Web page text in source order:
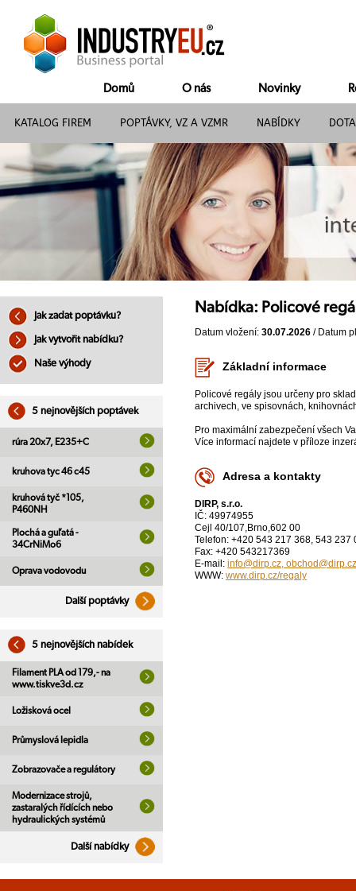
Domů O nás Novinky
KATALOG FIREM POPTÁVKY, VZ A VZMR NABÍDKY
Jak zadat poptávku?
Jak vytvořit nabídku?
Naše výhody
5 nejnovějších poptávek
rúra 20x7, E235+C
kruhova tyc 46 c45
kruhová tyč *105,
P460NH
Plochá a guľatá -
34CrNiMo6
Oprava vodovodu
Další poptávky
5 nejnovějších nabídek
Filament PLA od 179,- na
www.tiskve3d.cz
Ložisková ocel
Průmyslová lepidla
Zobrazovače a regulátory
Modernizace strojů,
zastaralých řídících nebo
hydraulických systémů
Další nabídky
Nabídka: Policové
Datum vložení: 30.07.2026 / Datum
Základní informace
Policové regály jsou určeny pro
archivech, ve spisovnách,
Pro maximální zabezpečení všech
Více informací najdete v příloze
Adresa a kontakty
DIRP, s.r.o.
IČ: 49974955
Cejl 40/107,Brno,602 00
Telefon: +420 543 217 368, 543 237
Fax: +420 543217369
E-mail: info@dirp.cz, obchod@dirp.cz
WWW: www.dirp.cz/regaly